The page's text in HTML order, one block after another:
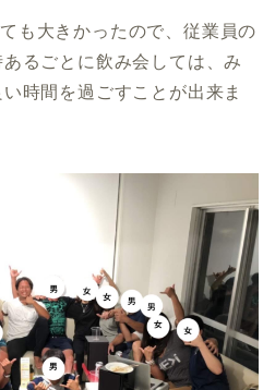
も大きかったので、従業員の
るごとに飲み会しては、み
時間を過ごすことが出来ま